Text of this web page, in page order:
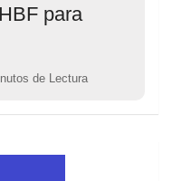
para
de Lectura